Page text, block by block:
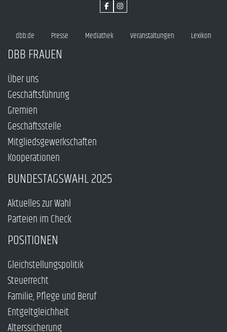
dbb.de Presse Mediathek Veranstaltungen Lexikon
DBB FRAUEN
Über uns
Geschäftsführung
Gremien
Geschäftsstelle
Mitgliedsgewerkschaften
Kooperationen
BUNDESTAGSWAHL 2025
Aktuelles zur Wahl
Parteien im Check
POSITIONEN
Gleichstellungspolitik
Steuerrecht
Familie, Pflege und Beruf
Entgeltgleichheit
Alterssicherung